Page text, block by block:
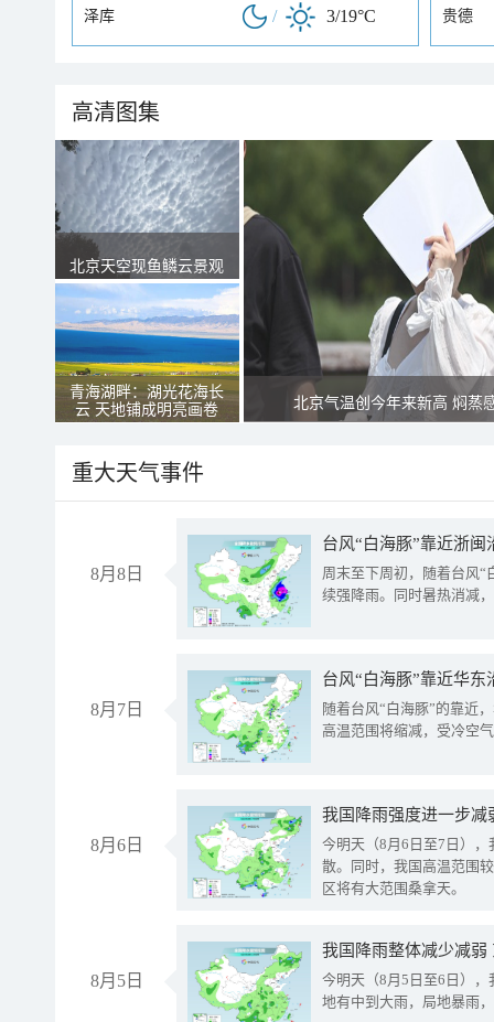
泽库 / 3/19°C 贵德
高清图集
北京天空现鱼鳞云景观
青海湖畔：湖光花海长
云 天地铺成明亮画卷
北京气温创今年来新高 焖蒸
重大天气事件
8月8日
台风“白海豚”靠近浙
周末至下周初，随着台风“
续强降雨。同时暑热消减
8月7日
台风“白海豚”靠近华
随着台风“白海豚”的靠近
高温范围将缩减，受冷空
8月6日
今明天（8月6日至7日）
散。同时，我国高温范围
区将有大范围桑拿天。
8月5日
我国降雨整体减少减弱
今明天（8月5日至6日）
地有中到大雨，局地暴雨